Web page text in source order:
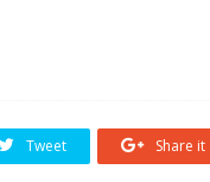
Tweet Share it